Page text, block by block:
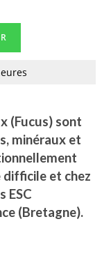
(Fucus) sont
minéraux et
et chez
ESC
(Bretagne).